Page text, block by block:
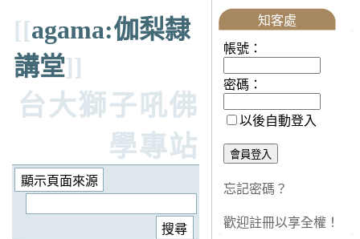
[[agama:伽梨隸
講堂]]
台大獅子吼佛
學專站
知客處
帳號：
密碼：
以後自動登入
忘記密碼？
歡迎註冊以享全權！